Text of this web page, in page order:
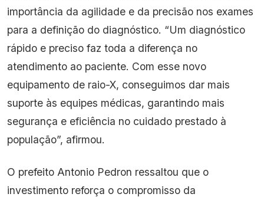
importância da agilidade e da precisão nos exames
para a definição do diagnóstico. “Um diagnóstico
rápido e preciso faz toda a diferença no
atendimento ao paciente. Com esse novo
equipamento de raio-X, conseguimos dar mais
suporte às equipes médicas, garantindo mais
segurança e eficiência no cuidado prestado à
população”, afirmou.
O prefeito Antonio Pedron ressaltou que o
investimento reforça o compromisso da